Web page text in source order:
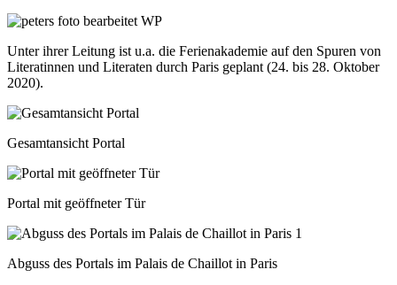
Unter ihrer Leitung ist u.a. die Ferienakademie auf den Spuren von
Literatinnen und Literaten durch Paris geplant (24. bis 28. Oktober
2020).
Gesamtansicht Portal
Portal mit geöffneter Tür
Abguss des Portals im Palais de Chaillot in Paris